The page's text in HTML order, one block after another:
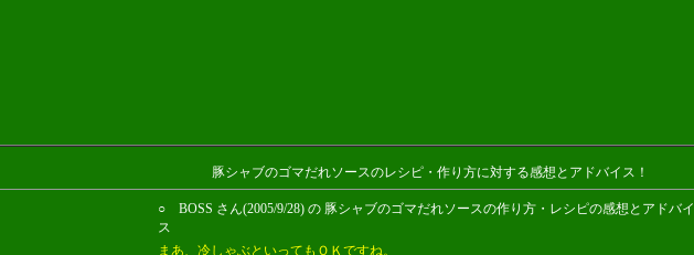
豚シャブのゴマだれソースのレシピ・作り方に対する感想とアドバイス！
○ BOSS さん(2005/9/28) の 豚シャブのゴマだれソースの作り方・レシピの感想とアドバイ
ス
まあ、冷しゃぶといってもＯＫですね。